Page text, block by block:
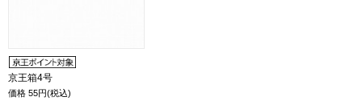
京王箱4号
価格 55円(税込)